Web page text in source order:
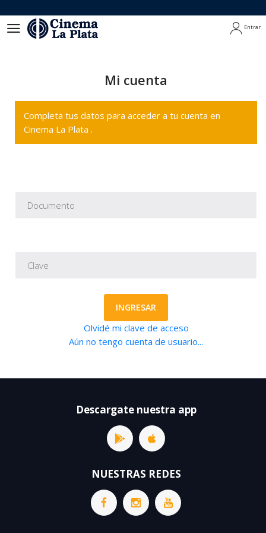
Entrar
Mi cuenta
Completa tus datos para acceder a tu cuenta en
Cinema La Plata .
INGRESAR
Olvidé mi clave de acceso
Aún no tengo cuenta de usuario...
Descargate nuestra app
NUESTRAS REDES